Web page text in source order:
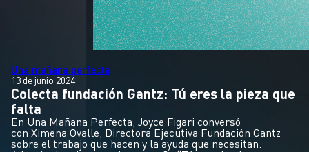
Una mañana perfecta
13 de junio 2024
Colecta fundación Gantz: Tú eres la pieza que
falta
En Una Mañana Perfecta, Joyce Figari conversó
con Ximena Ovalle, Directora Ejecutiva Fundación Gantz
sobre el trabajo que hacen y la ayuda que necesitan.